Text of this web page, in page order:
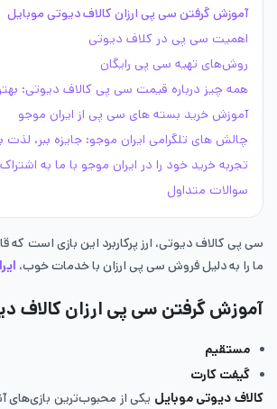
آموزش گرفتن سی پی ارزان کالاف دیوتی موبایل
اهمیت سی پی در کلاف دیوتی
روش‌های تهیه سی پی رایگان
همه چیز درباره قیمت سی پی کالاف دیوتی:
آموزش خرید بسته های سی پی از ایران موجو
چالش های تلگرامی ایران موجو: جایزه ببر، لذت
تجربه خرید خود را در ایران موجو با ما به
سوالات متداول
سی پی کالاف دیوتی، ارز پرکاربرد این بازی است که
ما را به دلیل فروش سی پی ارزان با خدمات خوب،
آموزش گرفتن سی پی ارزان کالاف
مستقیم
گیفت کارت
کالاف دیوتی موبایل یکی از محبوب‌ترین بازی‌های